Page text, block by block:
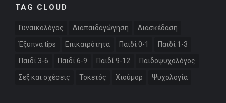
TAG CLOUD
Γυναικολόγος Διαπαιδαγώγηση Διασκέδαση
Έξυπνα tips Επικαιρότητα Παιδί 0-1 Παιδί 1-3
Παιδί 3-6 Παιδί 6-9 Παιδί 9-12 Παιδοψυχολόγος
Σεξ και σχέσεις Τοκετός Χιούμορ Ψυχολογία